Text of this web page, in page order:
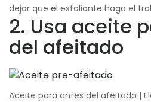
dejar que el exfoliante haga el
2. Usa aceite
del afeitado
Aceite para antes del afeitado |